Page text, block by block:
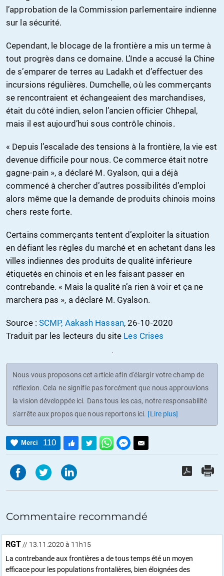
l’approbation de la Commission parlementaire indienne
sur la sécurité.
Cependant, le blocage de la frontière a mis un terme à
tout progrès dans ce domaine. L’Inde a accusé la Chine
de s’emparer de terres au Ladakh et d’effectuer des
incursions régulières. Dumchelle, où les commerçants
se rencontraient et échangeaient des marchandises,
était du côté indien, selon l’ancien officier Chhepal,
mais il est aujourd’hui sous contrôle chinois.
« Depuis l’escalade des tensions à la frontière, la vie est
devenue difficile pour nous. Ce commerce était notre
gagne-pain », a déclaré M. Gyalson, qui a déjà
commencé à chercher d’autres possibilités d’emploi
alors même que la demande de produits chinois moins
chers reste forte.
Certains commerçants tentent d’exploiter la situation
en défiant les règles du marché et en achetant dans les
villes indiennes des produits de qualité inférieure
étiquetés en chinois et en les faisant passer en
contrebande. « Mais la qualité n’a rien à voir et ça ne
marchera pas », a déclaré M. Gyalson.
Source : SCMP, Aakash Hassan, 26-10-2020
Traduit par les lecteurs du site Les Crises
Nous vous proposons cet article afin d'élargir votre champ de
réflexion. Cela ne signifie pas forcément que nous approuvions
la vision développée ici. Dans tous les cas, notre responsabilité
s'arrête aux propos que nous reportons ici. [Lire plus]
Merci 110
Commentaire recommandé
RGT // 13.11.2020 à 11h15
La contrebande aux frontières a de tous temps été un moyen
efficace pour les populations frontalières, bien éloignées des